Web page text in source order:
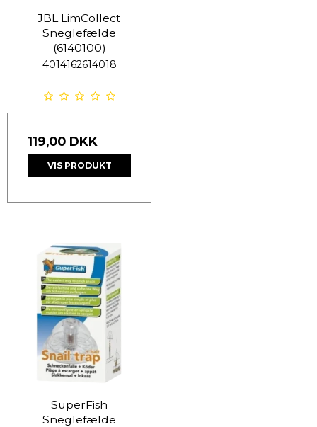
JBL LimCollect
Sneglefælde
(6140100)
4014162614018
119,00 DKK
VIS PRODUKT
SuperFish
Sneglefælde